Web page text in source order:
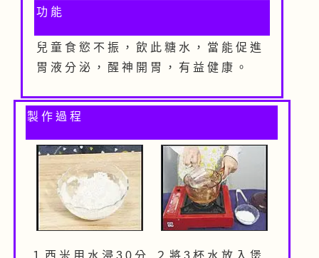
功 能
兒 童 食 慾 不 振 ， 飲 此 糖 水 ， 當 能 促 進
胃 液 分 泌 ， 醒 神 開 胃 ， 有 益 健 康 。
製 作 過 程